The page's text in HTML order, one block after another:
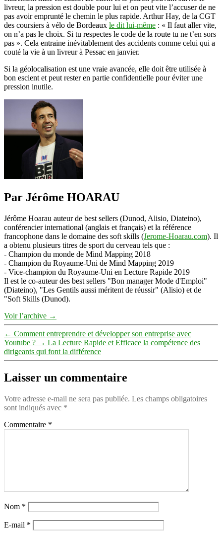
livreur, la pression est double pour lui et on peut vite l’accuser de ne
pas avoir emprunté le chemin le plus rapide. Arthur Hay, de la CGT
des coursiers à vélo de Bordeaux le dit lui-même : « Il faut aller vite,
on n’a pas le choix. Si tu respectes le code de la route tu ne t’en sors
pas ». Cela entraine inévitablement des accidents comme celui qui a
couté la vie à un livreur à Pessac en janvier.
Si la géolocalisation est une vraie avancée, elle doit être utilisée à
bon escient et peut rester en partie confidentielle pour éviter une
pression inutile.
Par Jérôme HOARAU
Jérôme Hoarau auteur de best sellers (Dunod, Alisio, Diateino),
conférencier international (anglais et français) et la référence
francophone dans le domaine des soft skills (Jerome-Hoarau.com). Il
a obtenu plusieurs titres de sport du cerveau tels que :
- Champion du monde de Mind Mapping 2018
- Champion du Royaume-Uni de Mind Mapping 2019
- Vice-champion du Royaume-Uni en Lecture Rapide 2019
Il est le co-auteur des best sellers "Bon manager Mode d'Emploi"
(Diateino), "Les Gentils aussi méritent de réussir" (Alisio) et de
"Soft Skills (Dunod).
Voir l’archive →
← Comment entreprendre et développer son entreprise avec
Youtube ? → La Lecture Rapide et Efficace la compétence des
dirigeants qui font la différence
Laisser un commentaire
Votre adresse e-mail ne sera pas publiée. Les champs obligatoires
sont indiqués avec *
Commentaire *
Nom *
E-mail *